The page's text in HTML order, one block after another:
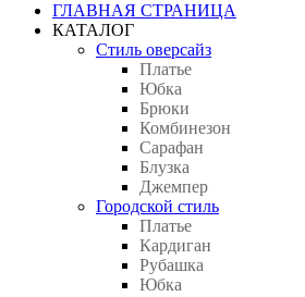
ГЛАВНАЯ СТРАНИЦА
КАТАЛОГ
Стиль оверсайз
Платье
Юбка
Брюки
Комбинезон
Сарафан
Блузка
Джемпер
Городской стиль
Платье
Кардиган
Рубашка
Юбка